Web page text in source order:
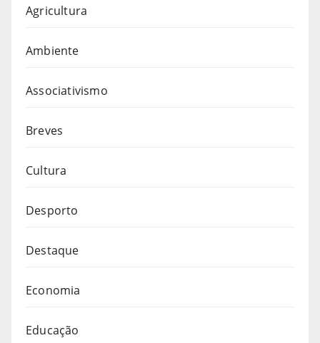
Agricultura
Ambiente
Associativismo
Breves
Cultura
Desporto
Destaque
Economia
Educação